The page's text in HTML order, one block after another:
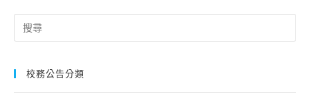
Search
for:
校務公告分類